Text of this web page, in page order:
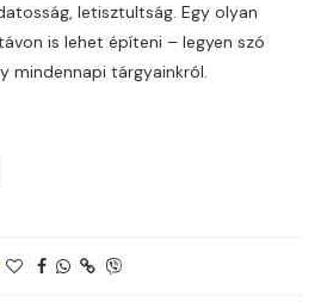
letisztultság. Egy olyan
is lehet építeni – legyen szó
mindennapi tárgyainkról.